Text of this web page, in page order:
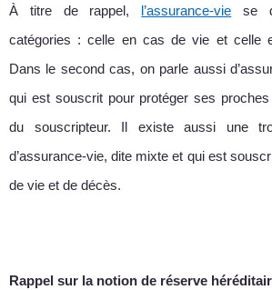
À titre de rappel, l’assurance-vie se
catégories : celle en cas de vie et celle
Dans le second cas, on parle aussi
qui est souscrit pour protéger ses
du souscripteur. Il existe aussi une
d’assurance-vie, dite mixte et qui est
de vie et de décès.
Rappel sur la notion de réserve